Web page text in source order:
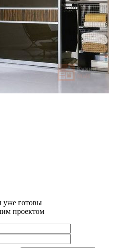
уже готовы
проектом